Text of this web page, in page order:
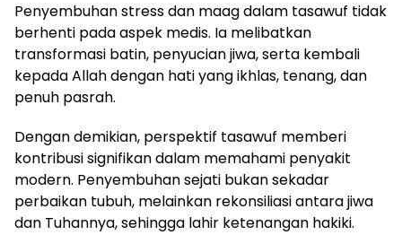
Penyembuhan stress dan maag dalam tasawuf tidak
berhenti pada aspek medis. Ia melibatkan
transformasi batin, penyucian jiwa, serta kembali
kepada Allah dengan hati yang ikhlas, tenang, dan
penuh pasrah.
Dengan demikian, perspektif tasawuf memberi
kontribusi signifikan dalam memahami penyakit
modern. Penyembuhan sejati bukan sekadar
perbaikan tubuh, melainkan rekonsiliasi antara jiwa
dan Tuhannya, sehingga lahir ketenangan hakiki.